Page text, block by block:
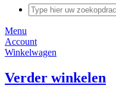
Menu
Account
Winkelwagen
Verder winkelen